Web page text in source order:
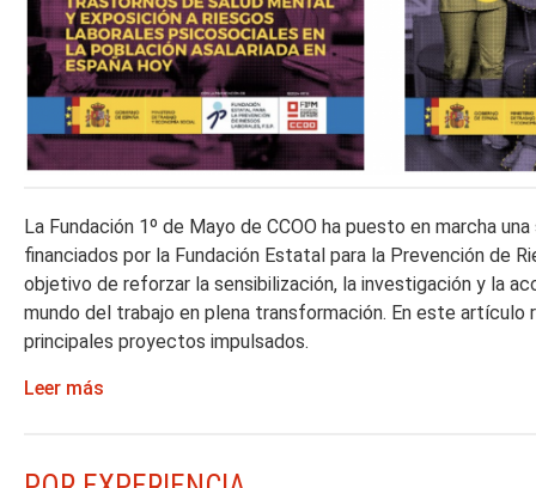
La Fundación 1º de Mayo de CCOO ha puesto en marcha
financiados por la Fundación Estatal para la Prevención de
objetivo de reforzar la sensibilización, la investigación y la
mundo del trabajo en plena transformación. En este artículo
principales proyectos impulsados.
Leer más